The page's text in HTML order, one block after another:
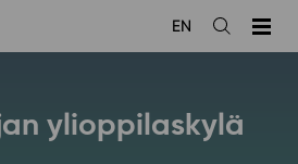
Avaa
EN
ylioppilaskylä